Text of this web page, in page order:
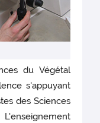
du Végétal
s'appuyant
des Sciences